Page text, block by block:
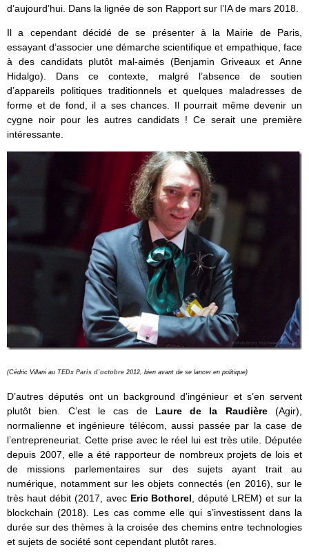
d’aujourd’hui. Dans la lignée de son Rapport sur l’IA de mars 2018.
Il a cependant décidé de se présenter à la Mairie de Paris,
essayant d’associer une démarche scientifique et empathique, face
à des candidats plutôt mal-aimés (Benjamin Griveaux et Anne
Hidalgo). Dans ce contexte, malgré l’absence de soutien
d’appareils politiques traditionnels et quelques maladresses de
forme et de fond, il a ses chances. Il pourrait même devenir un
cygne noir pour les autres candidats ! Ce serait une première
intéressante.
(Cédric Villani au TEDx Paris d’octobre 2012, bien avant de se lancer en politique)
D’autres députés ont un background d’ingénieur et s’en servent
plutôt bien. C’est le cas de Laure de la Raudière(Agir),
normalienne et ingénieure télécom, aussi passée par la case de
l’entrepreneuriat. Cette prise avec le réel lui est très utile. Députée
depuis 2007, elle a été rapporteur de nombreux projets de lois et
de missions parlementaires sur des sujets ayant trait au
numérique, notamment sur les objets connectés (en 2016), sur le
très haut débit (2017, avec Eric Bothorel , député LREM) et sur la
blockchain (2018). Les cas comme elle qui s’investissent dans la
durée sur des thèmes à la croisée des chemins entre technologies
et sujets de société sont cependant plutôt rares.